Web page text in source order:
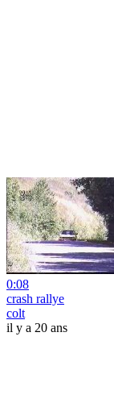
0:08
crash rallye
colt
il y a 20 ans